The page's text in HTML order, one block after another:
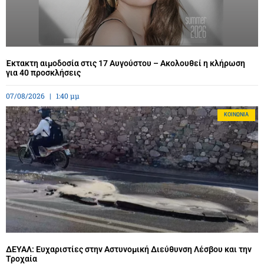
Έκτακτη αιμοδοσία στις 17 Αυγούστου – Ακολουθεί η κλήρωση
για 40 προσκλήσεις
07/08/2026 1:40 μμ
ΚΟΙΝΩΝΊΑ
ΔΕΥΑΛ: Ευχαριστίες στην Αστυνομική Διεύθυνση Λέσβου και την
Τροχαία